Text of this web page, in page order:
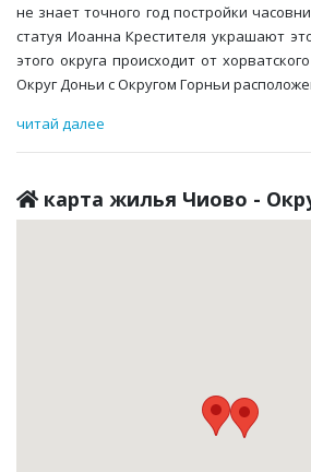
не знает точного год постройки
статуя Иоанна Крестителя украшают
этого округа происходит от
Округ Доньи с Округом Горньи
читай далее
карта жилья Чиово -